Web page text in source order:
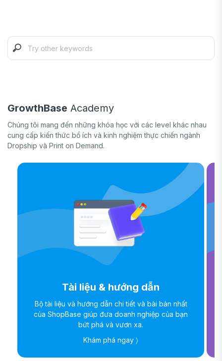
GrowthBase Academy
Chúng tôi mang đến những khóa học với các level khác nhau
cung cấp kiến thức bổ ích và kinh nghiệm thực chiến ngành
Dropship và Print on Demand.
Tài liệu & hướng dẫn
Bộ tài liệu và hướng dẫn chi tiết và bài bản nhất
của ShopBase giúp đưa doanh nghiệp của bạn
bứt phá và vươn xa.
Khám phá ngay 〉